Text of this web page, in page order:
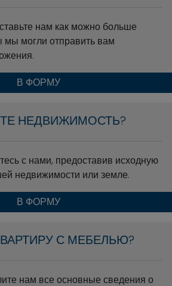
нам как можно больше
могли отправить вам
В ФОРМУ
НЕДВИЖИМОСТЬ?
с нами, предоставив исходную
недвижимости или земле.
В ФОРМУ
С МЕБЕЛЬЮ?
нам все основные сведения о